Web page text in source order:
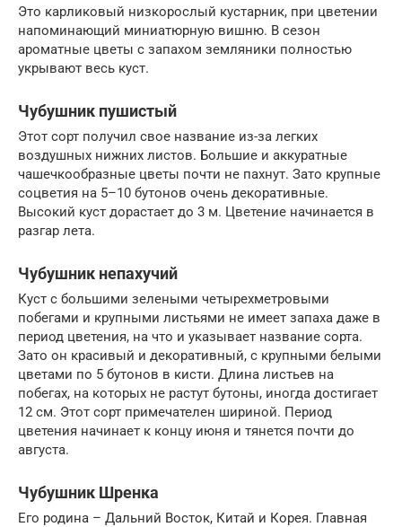
Это карликовый низкорослый кустарник, при цветении
напоминающий миниатюрную вишню. В сезон
ароматные цветы с запахом земляники полностью
укрывают весь куст.
Чубушник пушистый
Этот сорт получил свое название из-за легких
воздушных нижних листов. Большие и аккуратные
чашечкообразные цветы почти не пахнут. Зато крупные
соцветия на 5–10 бутонов очень декоративные.
Высокий куст дорастает до 3 м. Цветение начинается в
разгар лета.
Чубушник непахучий
Куст с большими зелеными четырехметровыми
побегами и крупными листьями не имеет запаха даже в
период цветения, на что и указывает название сорта.
Зато он красивый и декоративный, с крупными белыми
цветами по 5 бутонов в кисти. Длина листьев на
побегах, на которых не растут бутоны, иногда достигает
12 см. Этот сорт примечателен шириной. Период
цветения начинает к концу июня и тянется почти до
августа.
Чубушник Шренка
Его родина – Дальний Восток, Китай и Корея. Главная